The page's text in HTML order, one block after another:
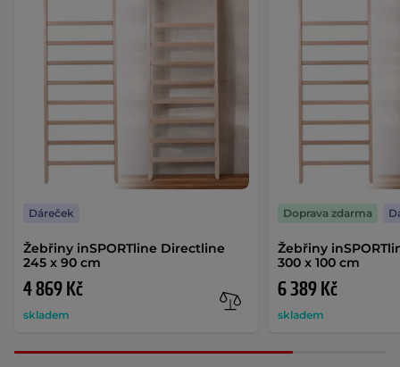
Žebřiny inSPORTline Directline
245 x 90 cm
4 869 Kč
skladem
Dáreček
Žebřiny
300 x 100 cm
6 389 Kč
skladem
Doprava zdarma